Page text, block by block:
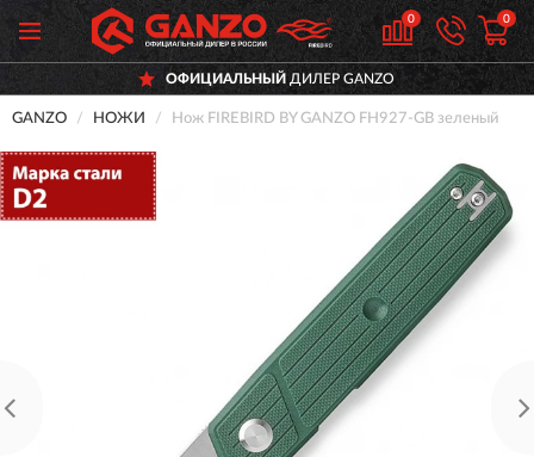
0 0
ОФИЦИАЛЬНЫЙ ДИЛЕР GANZO
GANZO НОЖИ Нож FIREBIRD BY GANZO FH927-GB зеленый